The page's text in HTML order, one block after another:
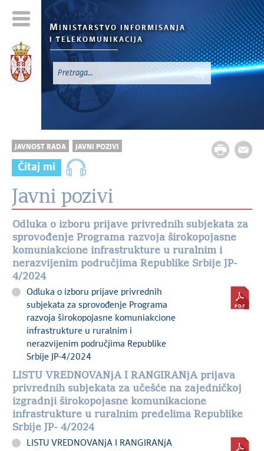
M INISTARSTVO INFORMISANJA
I TELEKOMUNIKACIJA
JAVNOST RADA JAVNI POZIVI
Čitaj mi
Javni pozivi
Odluka o izboru prijave privrednih subjekata za
sprovođenje Programa razvoja širokopojasne
komuniakcione infrastrukture u ruralnim i
nerazvijenim područjima Republike Srbije JP-
4/2024
Odluka o izboru prijave privrednih
subjekata za sprovođenje Programa
razvoja širokopojasne komuniakcione
infrastrukture u ruralnim i
nerazvijenim područjima Republike
Srbije JP-4/2024
LISTU VREDNOVANjA I RANGIRANjA prijava
privrednih subjekata za učešće na zajedničkoj
izgradnji širokopojasne komunikacione
infrastrukture u ruralnim predelima Republike
Srbije JP- 4/2024
LISTU VREDNOVANjA I RANGIRANjA